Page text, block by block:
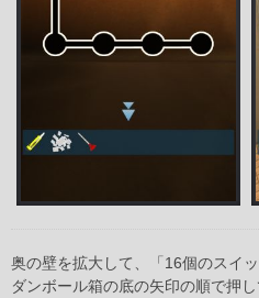
奥の壁を拡大して、「16個のスイッ
ダンボール箱の底の矢印の順で押し